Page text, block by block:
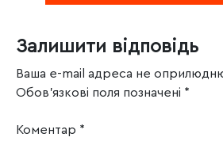
Залишити відповідь
Ваша e-mail адреса не
Обов’язкові поля позначені *
Коментар *